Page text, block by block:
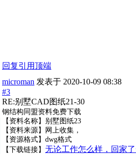
回复引用顶端
microman 发表于 2020-10-09 08:38
#3
RE:别墅CAD图纸21-30
钢结构同盟资料免费下载
【资料名称】别墅图纸23
【资料来源】网上收集，
【资源格式】dwg格式
【下载链接】 无论工作怎么样，回家